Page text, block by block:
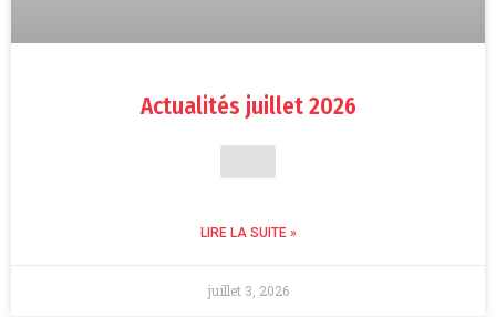
Actualités juillet 2026
LIRE LA SUITE »
juillet 3, 2026